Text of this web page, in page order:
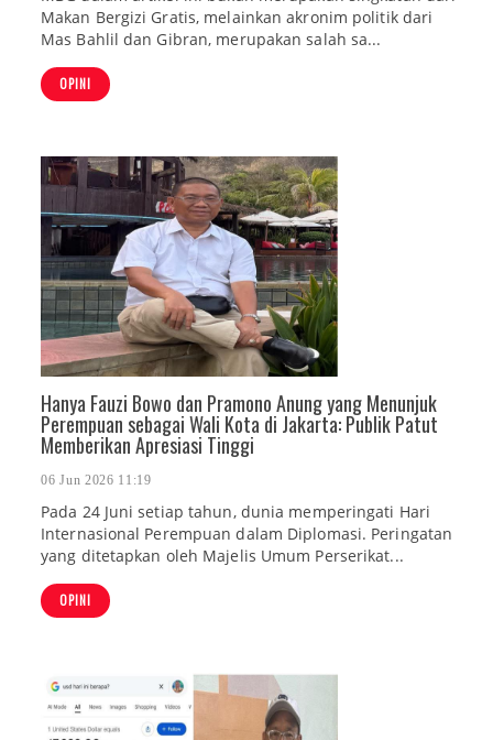
Makan Bergizi Gratis, melainkan akronim politik dari
Mas Bahlil dan Gibran, merupakan salah sa...
OPINI
Hanya Fauzi Bowo dan Pramono Anung yang Menunjuk
Perempuan sebagai Wali Kota di Jakarta: Publik Patut
Memberikan Apresiasi Tinggi
06 Jun 2026 11:19
Pada 24 Juni setiap tahun, dunia memperingati Hari
Internasional Perempuan dalam Diplomasi. Peringatan
yang ditetapkan oleh Majelis Umum Perserikat...
OPINI